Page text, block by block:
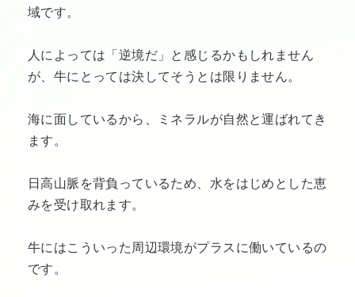
域です。
人によっては「逆境だ」と感じるかもしれません
が、牛にとっては決してそうとは限りません。
海に面しているから、ミネラルが自然と運ばれてき
ます。
日高山脈を背負っているため、水をはじめとした恵
みを受け取れます。
牛にはこういった周辺環境がプラスに働いているの
です。